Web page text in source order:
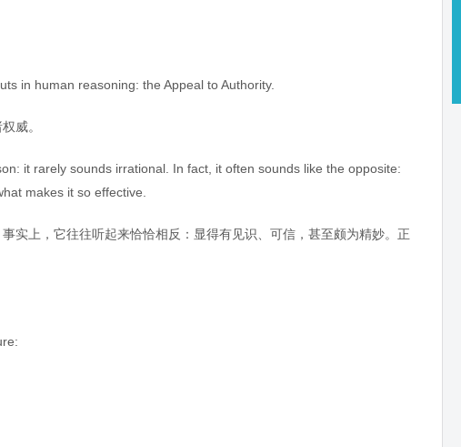
in human reasoning: the Appeal to Authority.
威。
it rarely sounds irrational. In fact, it often sounds like the opposite:
makes it so effective.
实上，它往往听起来恰恰相反：显得有见识、可信，甚至颇为精妙。正